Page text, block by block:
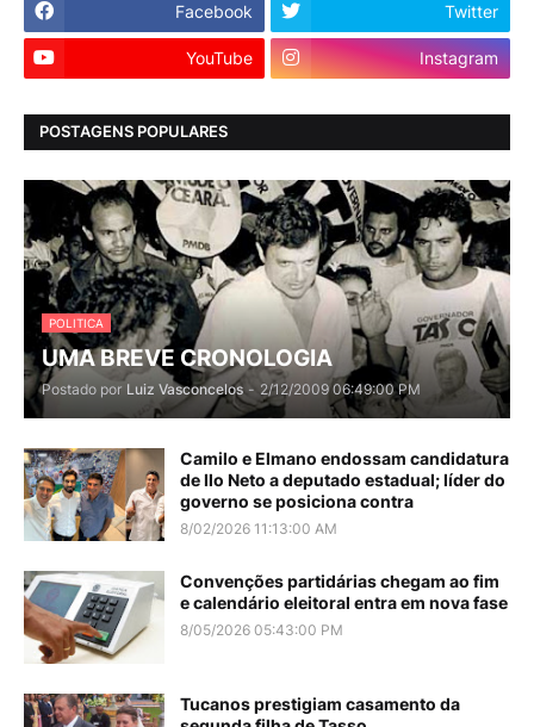
Facebook Twitter
YouTube Instagram
POSTAGENS POPULARES
POLITICA
UMA BREVE CRONOLOGIA
Postado por Luiz Vasconcelos - 2/12/2009 06:49:00 PM
Camilo e Elmano endossam candidatura
de Ilo Neto a deputado estadual; líder do
governo se posiciona contra
8/02/2026 11:13:00 AM
Convenções partidárias chegam ao fim
e calendário eleitoral entra em nova fase
8/05/2026 05:43:00 PM
Tucanos prestigiam casamento da